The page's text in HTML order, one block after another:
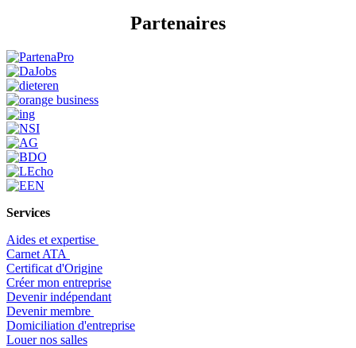
Partenaires
Services
Aides et expertise
​Carnet ATA
Certificat d'Origine
Créer mon entreprise
Devenir indépendant
Devenir membre
​Domiciliation d'entreprise
Louer nos salles